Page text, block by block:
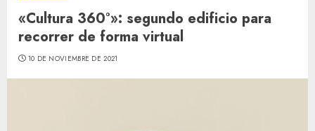
«Cultura 360°»: segundo edificio para
recorrer de forma virtual
10 DE NOVIEMBRE DE 2021